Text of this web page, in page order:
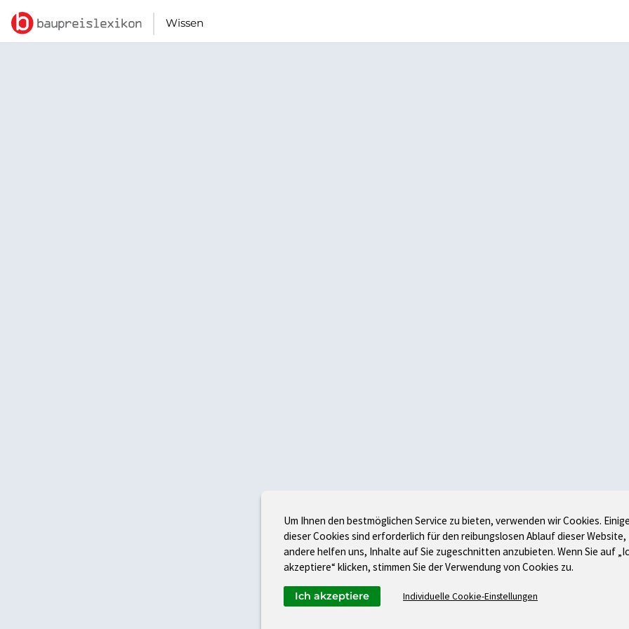
Wissen
Um Ihnen den bestmöglichen Service zu bieten, verwenden wir Cookies.
dieser Cookies sind erforderlich für den reibungslosen Ablauf dieser Website,
andere helfen uns, Inhalte auf Sie zugeschnitten anzubieten. Wenn Sie auf
akzeptiere“ klicken, stimmen Sie der Verwendung von Cookies zu.
Individuelle Cookie-Einstellungen
Ich akzeptiere